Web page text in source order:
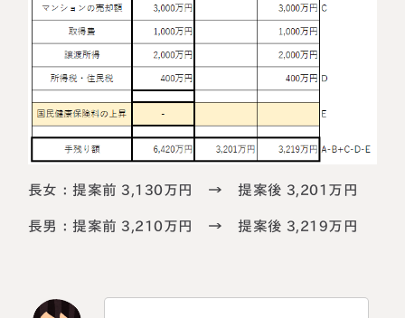
長女：提案前 3,130万円 → 提案後 3,201万円
長男：提案前 3,210万円 → 提案後 3,219万円